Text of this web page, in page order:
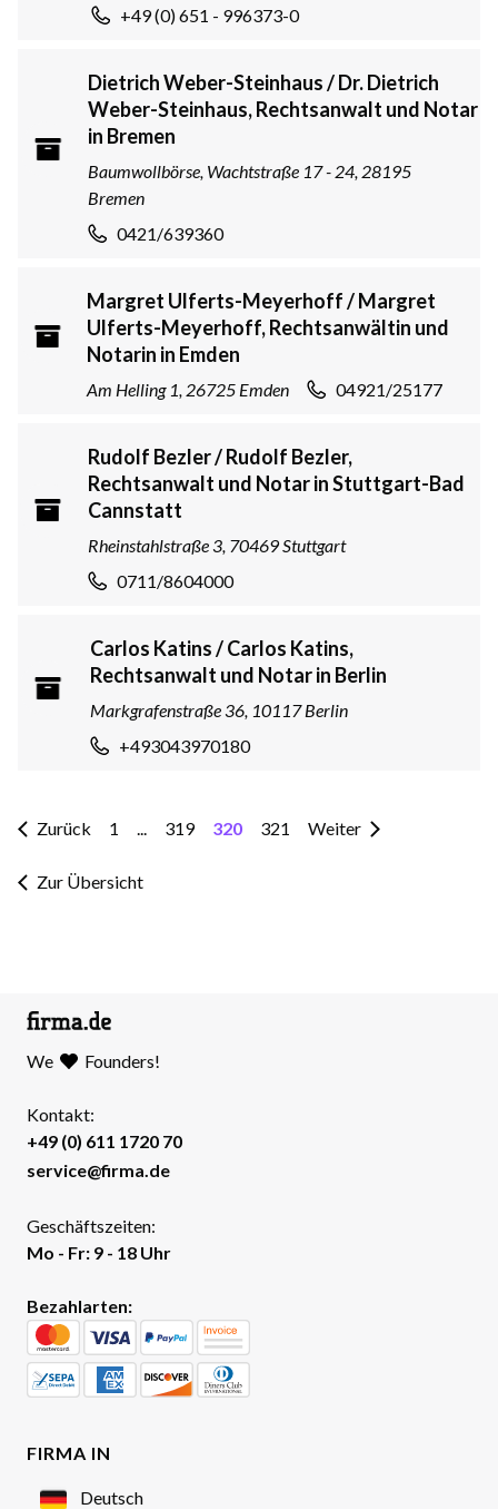
+49 (0) 651 - 996373-0
Dietrich Weber-Steinhaus / Dr. Dietrich
Weber-Steinhaus, Rechtsanwalt und Notar
in Bremen
Baumwollbörse, Wachtstraße 17 - 24, 28195
Bremen
0421/639360
Margret Ulferts-Meyerhoff / Margret
Ulferts-Meyerhoff, Rechtsanwältin und
Notarin in Emden
Am Helling 1, 26725 Emden 04921/25177
Rudolf Bezler / Rudolf Bezler,
Rechtsanwalt und Notar in Stuttgart-Bad
Cannstatt
Rheinstahlstraße 3, 70469 Stuttgart
0711/8604000
Carlos Katins / Carlos Katins,
Rechtsanwalt und Notar in Berlin
Markgrafenstraße 36, 10117 Berlin
+493043970180
Zurück 1 ... 319 320 321 Weiter
Zur Übersicht
We Founders!
Kontakt:
+49 (0) 611 1720 70
service@firma.de
Geschäftszeiten:
Mo - Fr: 9 - 18 Uhr
Bezahlarten:
FIRMA IN
Deutsch